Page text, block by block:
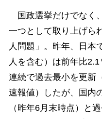
国政選挙だけでなく
一つとして取り上げら
人問題」。昨年、日本
人を含む）は前年比
連続で過去最小を更新
速報値）したが、国内
（昨年6月末時点）と